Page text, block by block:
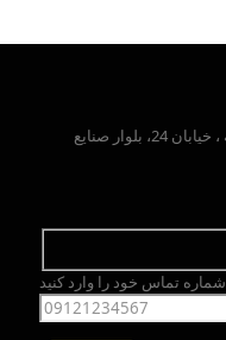
تهران، اسلامشهر،شهرک صنعتی چهاردانگه ، خیابان 24، بلوار صنایع
شماره تماس خود را وارد کنید